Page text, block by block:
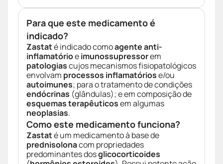
Para que este medicamento é
indicado?
Zastaté indicado comoagente anti-
inflamatórioeimunossupressorem
patologiascujos mecanismos fisiopatológicos
envolvam processos inflamatóriose/ou
autoimunes; para o tratamento de condições
endócrinas (glândulas); e em composição de
esquemas terapêuticosem algumas
neoplasias.
Como este medicamento funciona?
Zastaté um medicamento à base de
prednisolonacom propriedades
predominantes dosglicocorticoides